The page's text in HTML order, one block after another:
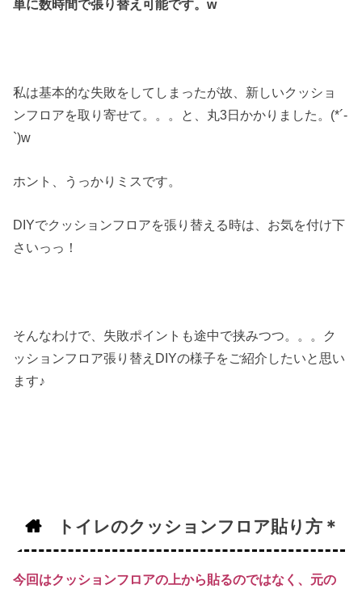
単に数時間で張り替え可能です。w
私は基本的な失敗をしてしまったが故、新しいクッショ
ンフロアを取り寄せて。。。と、丸3日かかりました。(*´-
`)w
ホント、うっかりミスです。
DIYでクッションフロアを張り替える時は、お気を付け下
さいっっ！
そんなわけで、失敗ポイントも途中で挟みつつ。。。ク
ッションフロア張り替えDIYの様子をご紹介したいと思い
ます♪
トイレのクッションフロア貼り方＊
今回はクッションフロアの上から貼るのではなく、元の